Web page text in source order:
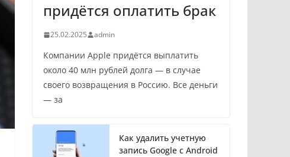
придётся оплатить брак
25.02.2025 admin
Компании Apple придётся выплатить
около 40 млн рублей долга — в случае
своего возвращения в Россию. Все деньги
— за
Как удалить учетную
запись Google с Android